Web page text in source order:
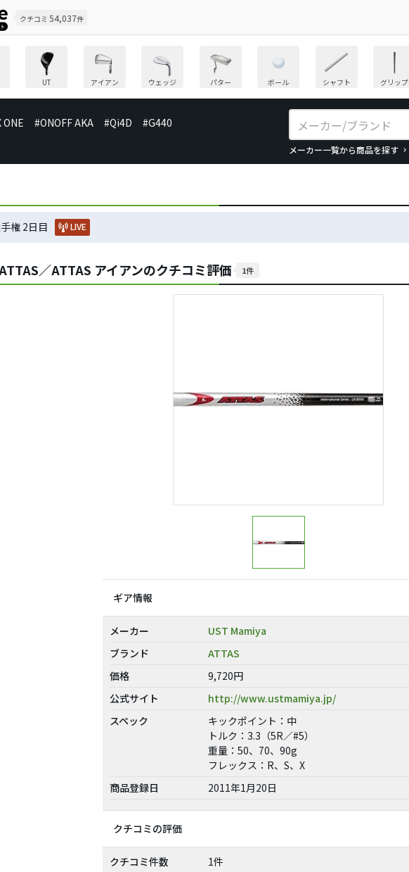
クチコミ 54,037件
UT アイアン ウェッジ パター ボール シャフト グリップ
ONE #ONOFF AKA #Qi4D #G440
メーカー一覧から商品を探す
権 2日目 LIVE
／ATTAS アイアンのクチコミ評価 1件
ギア情報
メーカー
UST Mamiya
ブランド
ATTAS
価格
9,720円
公式サイト
http://www.ustmamiya.jp/
スペック
キックポイント：中
トルク：3.3（5R／#5）
重量：50、70、90g
フレックス：R、S、X
商品登録日
2011年1月20日
クチコミの評価
クチコミ件数
1件